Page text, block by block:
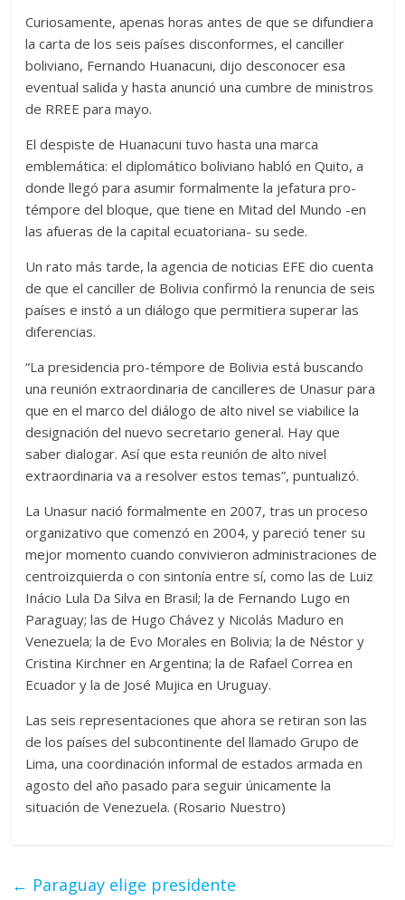
Curiosamente, apenas horas antes de que se difundiera
la carta de los seis países disconformes, el canciller
boliviano, Fernando Huanacuni, dijo desconocer esa
eventual salida y hasta anunció una cumbre de ministros
de RREE para mayo.
El despiste de Huanacuni tuvo hasta una marca
emblemática: el diplomático boliviano habló en Quito, a
donde llegó para asumir formalmente la jefatura pro-
témpore del bloque, que tiene en Mitad del Mundo -en
las afueras de la capital ecuatoriana- su sede.
Un rato más tarde, la agencia de noticias EFE dio cuenta
de que el canciller de Bolivia confirmó la renuncia de seis
países e instó a un diálogo que permitiera superar las
diferencias.
“La presidencia pro-témpore de Bolivia está buscando
una reunión extraordinaria de cancilleres de Unasur para
que en el marco del diálogo de alto nivel se viabilice la
designación del nuevo secretario general. Hay que
saber dialogar. Así que esta reunión de alto nivel
extraordinaria va a resolver estos temas”, puntualizó.
La Unasur nació formalmente en 2007, tras un proceso
organizativo que comenzó en 2004, y pareció tener su
mejor momento cuando convivieron administraciones de
centroizquierda o con sintonía entre sí, como las de Luiz
Inácio Lula Da Silva en Brasil; la de Fernando Lugo en
Paraguay; las de Hugo Chávez y Nicolás Maduro en
Venezuela; la de Evo Morales en Bolivia; la de Néstor y
Cristina Kirchner en Argentina; la de Rafael Correa en
Ecuador y la de José Mujica en Uruguay.
Las seis representaciones que ahora se retiran son las
de los países del subcontinente del llamado Grupo de
Lima, una coordinación informal de estados armada en
agosto del año pasado para seguir únicamente la
situación de Venezuela. (Rosario Nuestro)
← Paraguay elige presidente